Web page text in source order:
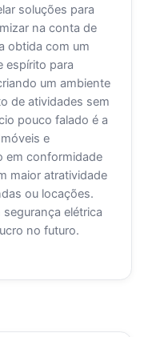
soluções para
na conta de
obtida com um
espírito para
um ambiente
de atividades sem
pouco falado é a
e
em conformidade
maior atratividade
ou locações.
elétrica
no futuro.